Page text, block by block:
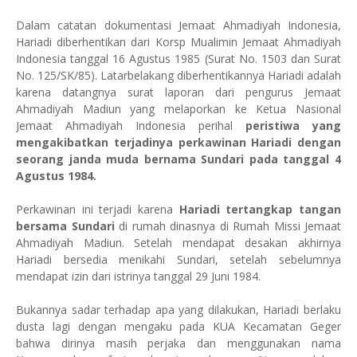
Dalam catatan dokumentasi Jemaat Ahmadiyah Indonesia,
Hariadi diberhentikan dari Korsp Mualimin Jemaat Ahmadiyah
Indonesia tanggal 16 Agustus 1985 (Surat No. 1503 dan Surat
No. 125/SK/85). Latarbelakang diberhentikannya Hariadi adalah
karena datangnya surat laporan dari pengurus Jemaat
Ahmadiyah Madiun yang melaporkan ke Ketua Nasional
Jemaat Ahmadiyah Indonesia perihal peristiwa yang
mengakibatkan terjadinya perkawinan Hariadi dengan
seorang janda muda bernama Sundari pada tanggal 4
Agustus 1984.
Perkawinan ini terjadi karena Hariadi tertangkap tangan
bersama Sundari di rumah dinasnya di Rumah Missi Jemaat
Ahmadiyah Madiun. Setelah mendapat desakan akhirnya
Hariadi bersedia menikahi Sundari, setelah sebelumnya
mendapat izin dari istrinya tanggal 29 Juni 1984.
Bukannya sadar terhadap apa yang dilakukan, Hariadi berlaku
dusta lagi dengan mengaku pada KUA Kecamatan Geger
bahwa dirinya masih perjaka dan menggunakan nama